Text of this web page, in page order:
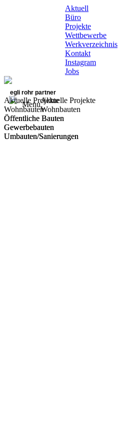
Aktuell
Büro
Projekte
Wettbewerbe
Werkverzeichnis
Kontakt
Instagram
Jobs
egli rohr partner
Menu
Aktuelle Projekte
Wohnbauten
Öffentliche Bauten
Gewerbebauten
Umbauten/Sanierungen
Aktuelle Projekte
Wohnbauten
Öffentliche Bauten
Gewerbebauten
Umbauten/Sanierungen